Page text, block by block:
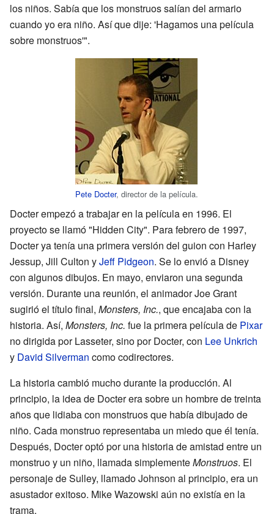
los niños. Sabía que los monstruos salían del armario
cuando yo era niño. Así que dije: 'Hagamos una película
sobre monstruos'".
Pete Docter, director de la película.
Docter empezó a trabajar en la película en 1996. El
proyecto se llamó "Hidden City". Para febrero de 1997,
Docter ya tenía una primera versión del guion con Harley
Jessup, Jill Culton yJeff Pidgeon. Se lo envió a Disney
con algunos dibujos. En mayo, enviaron una segunda
versión. Durante una reunión, el animador Joe Grant
sugirió el título final, Monsters, Inc., que encajaba con la
historia. Así, Monsters, Inc. fue la primera película de Pixar
no dirigida por Lasseter, sino por Docter, con Lee Unkrich
y David Silverman como codirectores.
La historia cambió mucho durante la producción. Al
principio, la idea de Docter era sobre un hombre de treinta
años que lidiaba con monstruos que había dibujado de
niño. Cada monstruo representaba un miedo que él tenía.
Después, Docter optó por una historia de amistad entre un
monstruo y un niño, llamada simplementeMonstruos. El
personaje de Sulley, llamado Johnson al principio, era un
asustador exitoso. Mike Wazowski aún no existía en la
trama.